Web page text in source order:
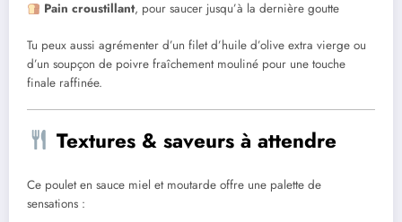
Pain croustillant, pour saucer jusqu’à la dernière goutte
Tu peux aussi agrémenter d’un filet d’huile d’olive extra vierge ou
d’un soupçon de poivre fraîchement mouliné pour une touche
finale raffinée.
Textures & saveurs à attendre
Ce poulet en sauce miel et moutarde offre une palette de
sensations :